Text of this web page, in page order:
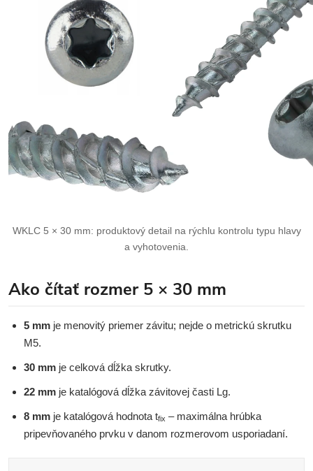
WKLC 5 × 30 mm: produktový detail na rýchlu kontrolu typu hlavy
a vyhotovenia.
Ako čítať rozmer 5 × 30 mm
5 mm je menovitý priemer závitu; nejde o metrickú skrutku
M5.
30 mm je celková dĺžka skrutky.
22 mm je katalógová dĺžka závitovej časti Lg.
8 mm je katalógová hodnota tfix – maximálna hrúbka
pripevňovaného prvku v danom rozmerovom usporiadaní.